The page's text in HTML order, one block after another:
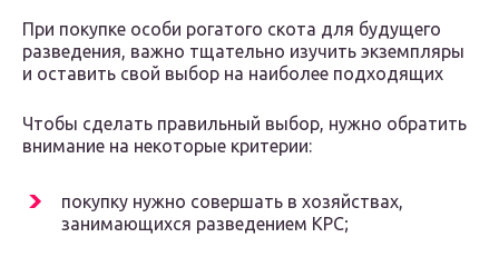
При покупке особи рогатого скота для будущего
разведения, важно тщательно изучить экземпляры
и оставить свой выбор на наиболее подходящих
Чтобы сделать правильный выбор, нужно обратить
внимание на некоторые критерии:
покупку нужно совершать в хозяйствах,
занимающихся разведением КРС;